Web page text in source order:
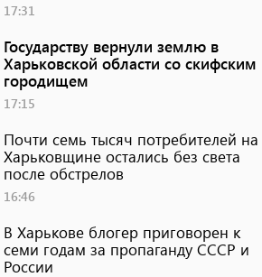
17:31
Государству вернули землю в
Харьковской области со скифским
городищем
17:15
Почти семь тысяч потребителей на
Харьковщине остались без света
после обстрелов
16:46
В Харькове блогер приговорен к
семи годам за пропаганду СССР и
России